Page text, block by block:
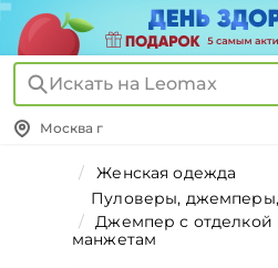
Искать на Leomax
Москва г
Женская одежда
Пуловеры,
Джемпер с отделкой
манжетам